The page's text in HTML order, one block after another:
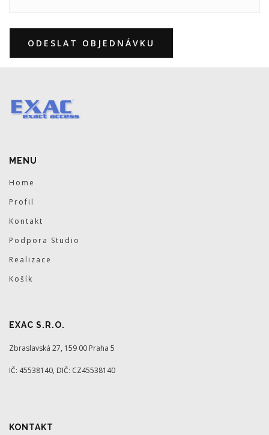
ODESLAT OBJEDNÁVKU
MENU
Home
Profil
Kontakt
Podpora Studio
Realizace
Košík
EXAC S.R.O.
Zbraslavská 27, 159 00 Praha 5
IČ: 45538140, DIČ: CZ45538140
KONTAKT